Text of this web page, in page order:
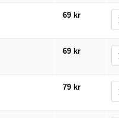
69 kr
69 kr
79 kr